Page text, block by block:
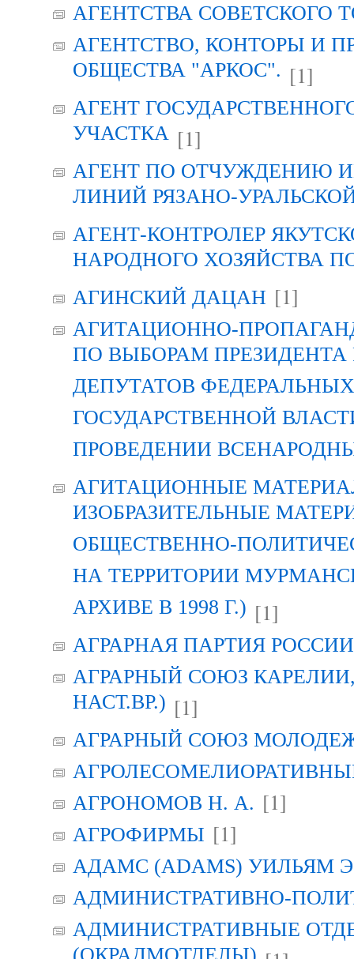
АГЕНТСТВА СОВЕТСКОГО
АГЕНТСТВО, КОНТОРЫ И
ОБЩЕСТВА "АРКОС". [1]
АГЕНТ
УЧАСТКА [1]
АГЕНТ ПО ОТЧУЖДЕНИЮ
ЛИНИЙ РЯЗАНО-
АГЕНТ-КОНТРОЛЕР
НАРОДНОГО ХОЗЯЙСТВА
АГИНСКИЙ ДАЦАН [1]
АГИТАЦИОННО-
ПО ВЫБОРАМ
ДЕПУТАТОВ
ГОСУДАРСТВЕННОЙ
ПРОВЕДЕНИИ
АГИТАЦИОННЫЕ
ИЗОБРАЗИТЕЛЬНЫЕ
ОБЩЕСТВЕННО-
НА ТЕРРИТОРИИ
АРХИВЕ В 1998 Г.) [1]
АГРАРНАЯ ПАРТИЯ РОССИИ
АГРАРНЫЙ СОЮЗ КАРЕЛИИ,
НАСТ.ВР.) [1]
АГРАРНЫЙ СОЮЗ
АГРОНОМОВ Н. А. [1]
АГРОФИРМЫ [1]
АДАМС (ADAMS) УИЛЬЯМ
АДМИНИСТРАТИВНО-
АДМИНИСТРАТИВНЫЕ